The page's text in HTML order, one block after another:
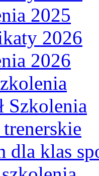
2025
2026
2026
Szkolenia
dla klas